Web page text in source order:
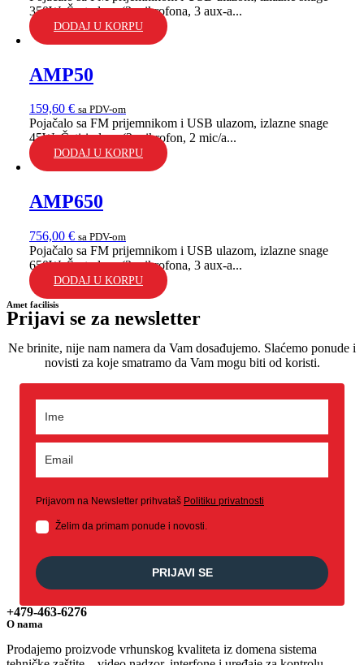
350W. Šest ulaza (3 mikrofona, 3 aux-a...
DODAJ U KORPU
AMP50
159,60 € sa PDV-om
Pojačalo sa FM prijemnikom i USB ulazom, izlazne snage
45W. Četiri ulaza (2 mikrofon, 2 mic/a...
DODAJ U KORPU
AMP650
756,00 € sa PDV-om
Pojačalo sa FM prijemnikom i USB ulazom, izlazne snage
650W. Šest ulaza (3 mikrofona, 3 aux-a...
DODAJ U KORPU
Amet facilisis
Prijavi se za newsletter
Ne brinite, nije nam namera da Vam dosađujemo. Slaćemo ponude i
novisti za koje smatramo da Vam mogu biti od koristi.
Prijavom na Newsletter prihvataš Politiku privatnosti
Želim da primam ponude i novosti.
PRIJAVI SE
+479-463-6276
O nama
Prodajemo proizvode vrhunskog kvaliteta iz domena sistema